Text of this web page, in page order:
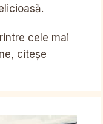
cele mai
citeșe